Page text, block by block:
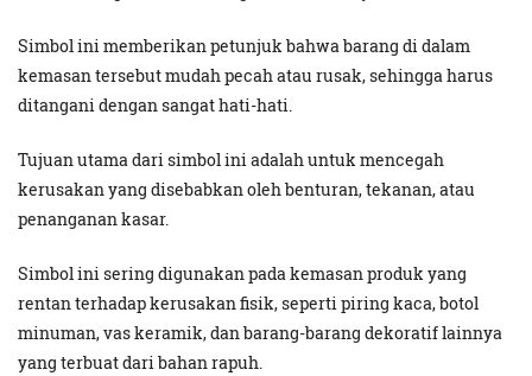
Simbol ini memberikan petunjuk bahwa barang di dalam
kemasan tersebut mudah pecah atau rusak, sehingga harus
ditangani dengan sangat hati-hati.
Tujuan utama dari simbol ini adalah untuk mencegah
kerusakan yang disebabkan oleh benturan, tekanan, atau
penanganan kasar.
Simbol ini sering digunakan pada kemasan produk yang
rentan terhadap kerusakan fisik, seperti piring kaca, botol
minuman, vas keramik, dan barang-barang dekoratif lainnya
yang terbuat dari bahan rapuh.